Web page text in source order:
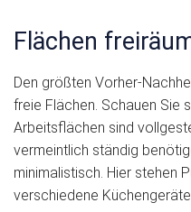
Flächen
Den größten Vorher-
freie Flächen. Schauen Sie
Arbeitsflächen sind
vermeintlich ständig
minimalistisch. Hier stehen
verschiedene